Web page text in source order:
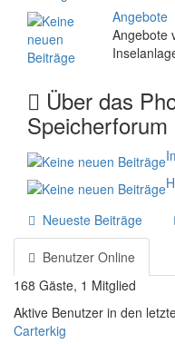
Angebote
Angebote
Über das
Speicherforum
Neueste Beiträge
Benutzer Online
168 Gäste, 1 Mitglied
Aktive Benutzer in den
Carterkig